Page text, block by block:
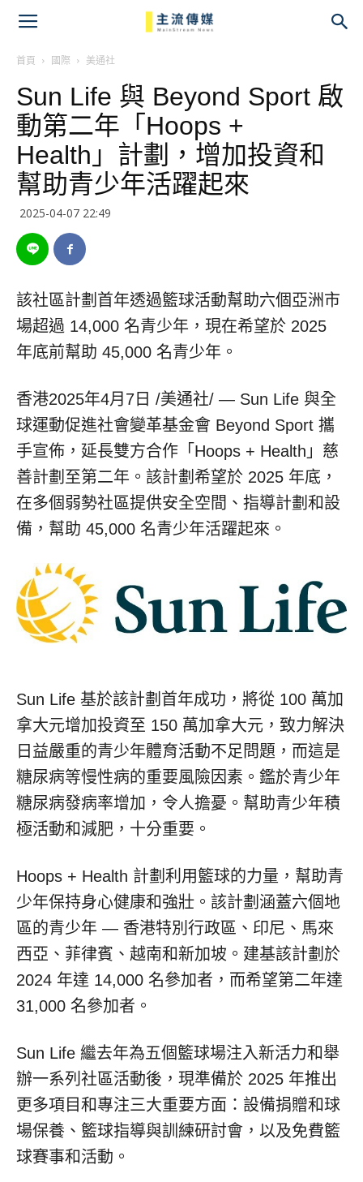
首頁 國際 美通社
Sun Life 與 Beyond Sport 啟
動第二年「Hoops +
Health」計劃，增加投資和
幫助青少年活躍起來
2025-04-07 22:49
該社區計劃首年透過籃球活動幫助六個亞洲市
場超過 14,000 名青少年，現在希望於 2025
年底前幫助 45,000 名青少年。
香港2025年4月7日 /美通社/ — Sun Life 與全
球運動促進社會變革基金會 Beyond Sport 攜
手宣佈，延長雙方合作「Hoops + Health」慈
善計劃至第二年。該計劃希望於 2025 年底，
在多個弱勢社區提供安全空間、指導計劃和設
備，幫助 45,000 名青少年活躍起來。
Sun Life 基於該計劃首年成功，將從 100 萬加
拿大元增加投資至 150 萬加拿大元，致力解決
日益嚴重的青少年體育活動不足問題，而這是
糖尿病等慢性病的重要風險因素。鑑於青少年
糖尿病發病率增加，令人擔憂。幫助青少年積
極活動和減肥，十分重要。
Hoops + Health 計劃利用籃球的力量，幫助青
少年保持身心健康和強壯。該計劃涵蓋六個地
區的青少年 — 香港特別行政區、印尼、馬來
西亞、菲律賓、越南和新加坡。建基該計劃於
2024 年達 14,000 名參加者，而希望第二年達
31,000 名參加者。
Sun Life 繼去年為五個籃球場注入新活力和舉
辦一系列社區活動後，現準備於 2025 年推出
更多項目和專注三大重要方面：設備捐贈和球
場保養、籃球指導與訓練研討會，以及免費籃
球賽事和活動。